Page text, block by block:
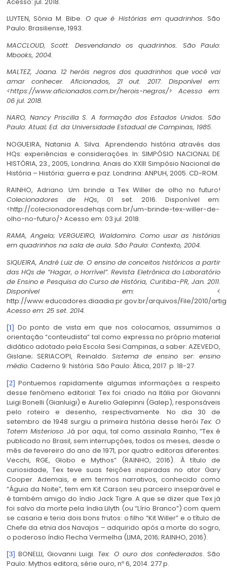
LUYTEN, Sônia M. Bibe. O que é Histórias em quadrinhos. São
Paulo: Brasiliense, 1993.
MACCLOUD, Scott. Desvendando os quadrinhos. São Paulo:
Mbooks, 2004.
MALTEZ, Joana. 12 heróis negros dos quadrinhos que você vai
amar conhecer. Aficionados, 21 out. 2017. Disponível em:
<https://www.aficionados.com.br/herois-negros/> Acesso em:
06 jul. 2018.
NARO, Nancy Priscilla S. A formação dos Estados Unidos. São
Paulo: Atual; Ed. da Universidade Estadual de Campinas, 1985.
NOGUEIRA, Natania A. Silva. Aprendendo história através das
HQs: experiências e considerações. In: SIMPÓSIO NACIONAL DE
HISTÓRIA, 23., 2005, Londrina. Anais do XXIII Simpósio Nacional de
História – História: guerra e paz. Londrina: ANPUH, 2005. CD-ROM.
RAINHO, Adriano. Um brinde a Tex Willer de olho no futuro!
Colecionadores de HQs, 01 set. 2016. Disponível em:
<http://colecionadoresdehqs.com.br/um-brinde-tex-willer-de-
olho-no-futuro/> Acesso em: 03 jul. 2018.
RAMA, Angela; VERGUEIRO, Waldomiro. Como usar as histórias
em quadrinhos na sala de aula. São Paulo: Contexto, 2004.
SIQUEIRA, André Luiz de.O ensino de conceitos históricos a partir
das HQs de “Hagar, o Horrível”. Revista Eletrônica do Laboratório
de Ensino e Pesquisa do Curso de História, Curitiba-PR, Jan. 2011.
Disponível em: <
http://www.educadores.diaadia.pr.gov.br/arquivos/File/2010/
Acesso em: 25 set. 2014.
[1] Do ponto de vista em que nos colocamos, assumimos a
orientação “conteudista” tal como expressa no próprio material
didático adotado pela Escola Sesi Campinas, a saber: AZEVEDO,
Gislane; SERIACOPI, Reinaldo. Sistema de ensino ser: ensino
médio. Caderno 9: história. São Paulo: Ática, 2017. p. 18-27.
[2] Pontuemos rapidamente algumas informações a respeito
desse fenômeno editorial: Tex foi criado na Itália por Giovanni
Luigi Bonelli (Gianluigi) e Aurelio Galepinni (Galep), responsáveis
pelo roteiro e desenho, respectivamente. No dia 30 de
setembro de 1948 surgiu a primeira história desse herói Tex: O
Totem Misterioso. Já por aqui, tal como assinala Rainho, “Tex é
publicado no Brasil, sem interrupções, todos os meses, desde o
mês de fevereiro do ano de 1971, por quatro editoras diferentes:
Vecchi, RGE, Globo e Mythos” (RAINHO, 2016). À título de
curiosidade, Tex teve suas feições inspiradas no ator Gary
Cooper. Ademais, e em termos narrativos, conhecido como
“Águia da Noite”, tem em Kit Carson seu parceiro inseparável e
é também amigo do índio Jack Tigre. A que se dizer que Tex já
foi salvo da morte pela índia Lilyth (ou “Lírio Branco”) com quem
se casaria e teria dois bons frutos: o filho “Kit Willer” e o título de
Chefe da etnia dos Navajos – adquirido após a morte do sogro,
o poderoso índio Flecha Vermelha (LIMA, 2016; RAINHO, 2016).
[3] BONELLI, Giovanni Luigi. Tex: O ouro dos confederados. São
Paulo: Mythos editora, série ouro, nº 6, 2014. 277 p.